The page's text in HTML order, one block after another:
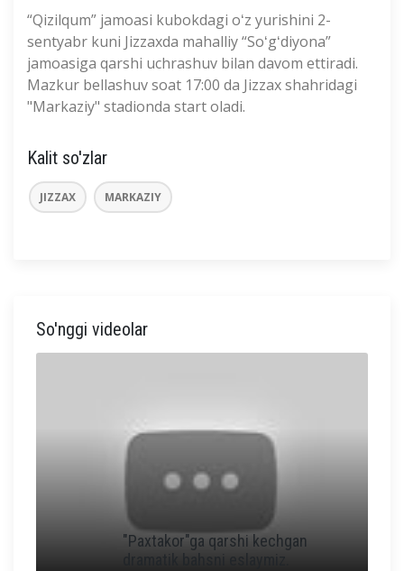
“Qizilqum” jamoasi kubokdagi oʻz yurishini 2-
sentyabr kuni Jizzaxda mahalliy “Soʻgʻdiyona”
jamoasiga qarshi uchrashuv bilan davom ettiradi.
Mazkur bellashuv soat 17:00 da Jizzax shahridagi
"Markaziy" stadionda start oladi.
Kalit so'zlar
JIZZAX MARKAZIY
So'nggi videolar
"Paxtakor"ga qarshi kechgan
dramatik bahsni eslaymiz.